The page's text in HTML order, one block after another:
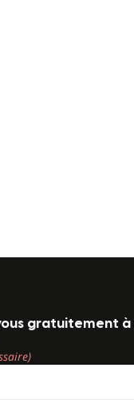
gratuitement à